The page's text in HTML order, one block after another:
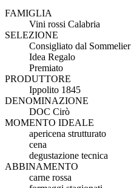
FAMIGLIA
Vini rossi Calabria
SELEZIONE
Consigliato dal Sommelier
Idea Regalo
Premiato
PRODUTTORE
Ippolito 1845
DENOMINAZIONE
DOC Cirò
MOMENTO IDEALE
apericena strutturato
cena
degustazione tecnica
ABBINAMENTO
carne rossa